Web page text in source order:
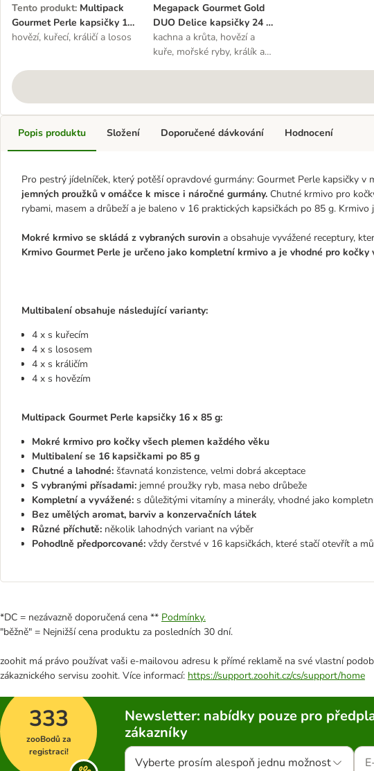
Tento produkt: Multipack
Gourmet Perle kapsičky 16
x 85 g
hovězí, kuřecí, králičí a losos
Megapack Gourmet Gold
DUO Delice kapsičky 24 x
85 g
kachna a krůta, hovězí a
kuře, mořské ryby, králík a
Popis produktu
Pro pestrý jídelníček, který potěší opravdové gurmány: Gourmet Perle kapsičky v
jemných proužků v omáčce k misce i náročné gurmány. Chutné krmivo pro
rybami, masem a drůbeží a je baleno v 16 praktických kapsičkách po 85 g.
Mokré krmivo se skládá z vybraných surovin a obsahuje vyvážené receptury,
Krmivo Gourmet Perle je určeno jako kompletní krmivo a je vhodné pro kočky
Multibalení obsahuje následující varianty:
4 x s kuřecím
4 x s lososem
4 x s králičím
4 x s hovězím
Multipack Gourmet Perle kapsičky 16 x 85 g:
Mokré krmivo pro kočky všech plemen každého věku
Multibalení se 16 kapsičkami po 85 g
Chutné a lahodné: šťavnatá konzistence, velmi dobrá akceptace
S vybranými přísadami: jemné proužky ryb, masa nebo drůbeže
Kompletní a vyvážené: s důležitými vitamíny a minerály, vhodné jako
Bez umělých aromat, barviv a konzervačních látek
Různé příchutě: několik lahodných variant na výběr
Pohodlně předporcované: vždy čerstvé v 16 kapsičkách, které stačí otevřít a
Složení Doporučené dávkování Hodnocení
*DC = nezávazně doporučená cena ** Podmínky.
"běžně" = Nejnižší cena produktu za posledních 30 dní.
zoohit má právo používat vaši e-mailovou adresu k přímé reklamě na své vlastní
zákaznického servisu zoohit. Více informací: https://support.zoohit.cz/cs/support/home
333
zooBodů za
registraci!
Newsletter: nabídky pouze pro
zákazníky
Vyberte prosím alespoň jednu možnost